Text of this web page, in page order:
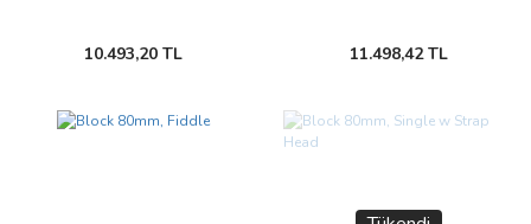
10.493,20 TL 11.498,42 TL